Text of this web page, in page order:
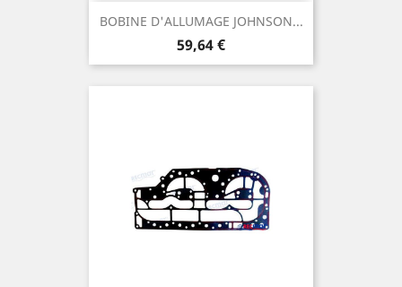
BOBINE D'ALLUMAGE JOHNSON...
Prix
59,64 €